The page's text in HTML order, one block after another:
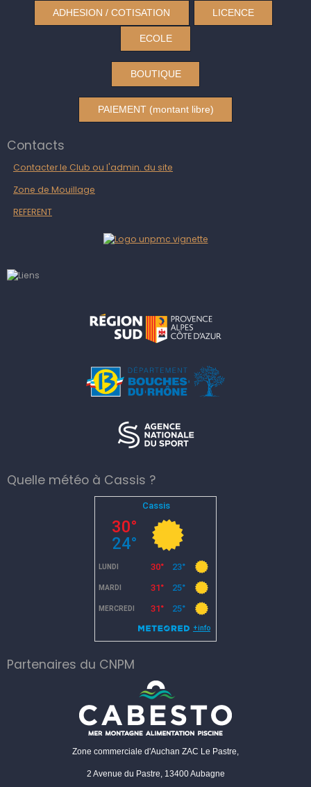
ADHESION / COTISATION LICENCE
ECOLE
BOUTIQUE
PAIEMENT (montant libre)
Contacts
Contacter le Club ou l'admin. du site
Zone de Mouillage
REFERENT
Quelle météo à Cassis ?
Partenaires du CNPM
Zone commerciale d'Auchan ZAC Le Pastre,
2 Avenue du Pastre, 13400 Aubagne